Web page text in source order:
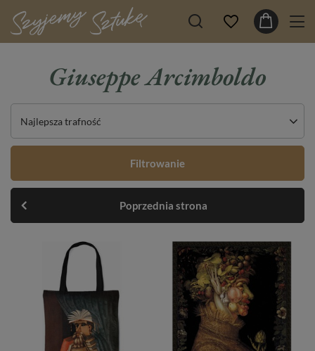
Giuseppe Arcimboldo
Najlepsza trafność
Filtrowanie
Poprzednia strona